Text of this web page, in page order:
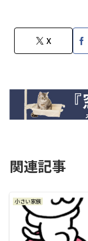
X
関連記事
小さい家族